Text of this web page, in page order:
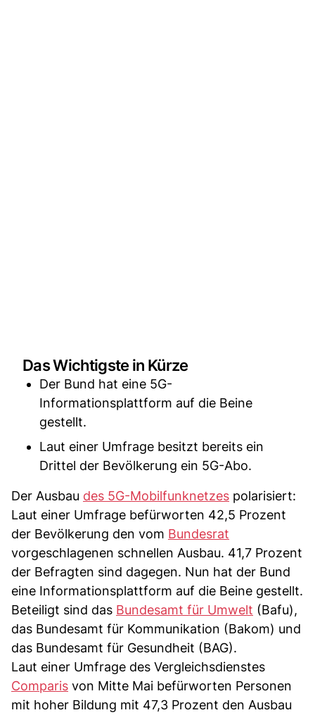
Das Wichtigste in Kürze
Der Bund hat eine 5G-
Informationsplattform auf die Beine
gestellt.
Laut einer Umfrage besitzt bereits ein
Drittel der Bevölkerung ein 5G-Abo.
Der Ausbau des 5G-Mobilfunknetzes polarisiert:
Laut einer Umfrage befürworten 42,5 Prozent
der Bevölkerung den vom Bundesrat
vorgeschlagenen schnellen Ausbau. 41,7 Prozent
der Befragten sind dagegen. Nun hat der Bund
eine Informationsplattform auf die Beine gestellt.
Beteiligt sind das Bundesamt für Umwelt (Bafu),
das Bundesamt für Kommunikation (Bakom) und
das Bundesamt für Gesundheit (BAG).
Laut einer Umfrage des Vergleichsdienstes
Comparis von Mitte Mai befürworten Personen
mit hoher Bildung mit 47,3 Prozent den Ausbau